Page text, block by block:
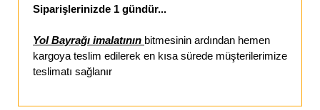
Siparişlerinizde 1 gündür...
Yol Bayrağı imalatının bitmesinin ardından hemen
kargoya teslim edilerek en kısa sürede müşterilerimize
teslimatı sağlanır